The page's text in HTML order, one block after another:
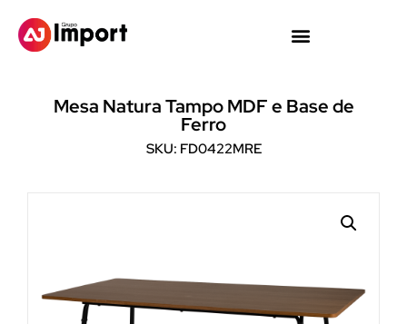
Mesa Natura Tampo MDF e Base de
Ferro
SKU: FD0422MRE